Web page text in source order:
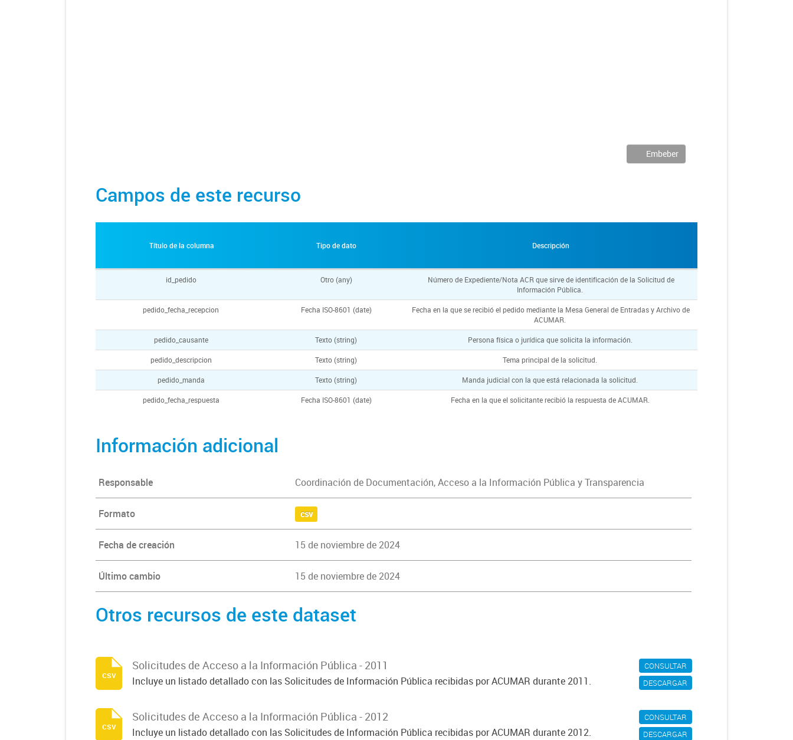
Embeber
Campos de este recurso
Título de la columna Tipo de dato Descripción
id_pedido Otro (any)
Número de Expediente/Nota ACR que sirve de identificación de la Solicitud de
Información Pública.
pedido_fecha_recepcion Fecha ISO-8601 (date)
Fecha en la que se recibió el pedido mediante la Mesa General de Entradas y Archivo de
ACUMAR.
pedido_causante Texto (string) Persona física o jurídica que solicita la información.
pedido_descripcion Texto (string) Tema principal de la solicitud.
pedido_manda Texto (string) Manda judicial con la que está relacionada la solicitud.
pedido_fecha_respuesta Fecha ISO-8601 (date) Fecha en la que el solicitante recibió la respuesta de ACUMAR.
Información adicional
Responsable Coordinación de Documentación, Acceso a la Información Pública y Transparencia
Formato csv
Fecha de creación 15 de noviembre de 2024
Último cambio 15 de noviembre de 2024
Otros recursos de este dataset
CONSULTAR
DESCARGAR
Solicitudes de Acceso a la Información Pública - 2011
Incluye un listado detallado con las Solicitudes de Información Pública recibidas por ACUMAR durante 2011.
csv
CONSULTAR
DESCARGAR
Solicitudes de Acceso a la Información Pública - 2012
Incluye un listado detallado con las Solicitudes de Información Pública recibidas por ACUMAR durante 2012.
csv